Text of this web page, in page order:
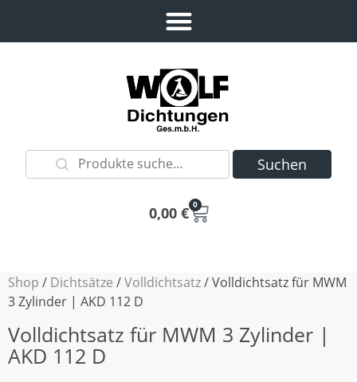
Suchen
0,00 € 0
Shop / Dichtsätze /Volldichtsatz/ Volldichtsatz für MWM
3 Zylinder | AKD 112 D
Volldichtsatz für MWM 3 Zylinder |
AKD 112 D